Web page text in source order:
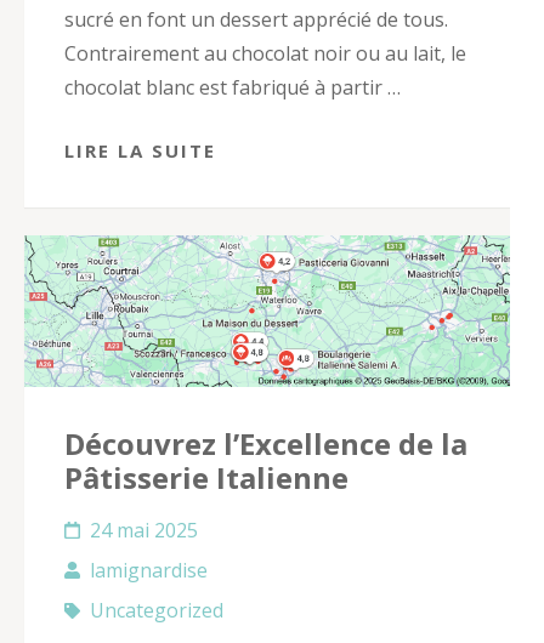
sucré en font un dessert apprécié de tous.
Contrairement au chocolat noir ou au lait, le
chocolat blanc est fabriqué à partir …
LIRE LA SUITE
Découvrez l’Excellence de la
Pâtisserie Italienne
24 mai 2025
lamignardise
Uncategorized